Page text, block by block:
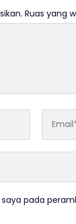
Ruas yang
pada